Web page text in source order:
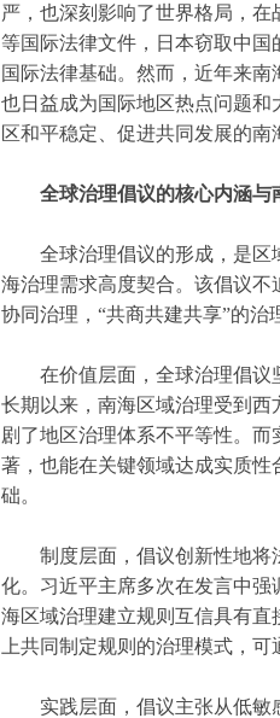
严，也深刻影响了世界格局，在
等国际法律文件，日本窃取中
国际法律基础。然而，近年来
也日益成为国际地区热点问题
区和平稳定、促进共同发展的南
全球治理倡议的核心内涵与
全球治理倡议的形成，是
海治理需求高度契合。该倡议
协同治理，“共商共建共享”的治
在价值层面，全球治理倡议
长期以来，南海区域治理受到西
剧了地区治理体系不平等性。而
著，也能在关键领域达成实质性
础。
制度层面，倡议创新性地将
化。习近平主席多次在发言中强
海区域治理建立规则互信具有直
上共同制定规则的治理模式，
实践层面，倡议主张从低敏